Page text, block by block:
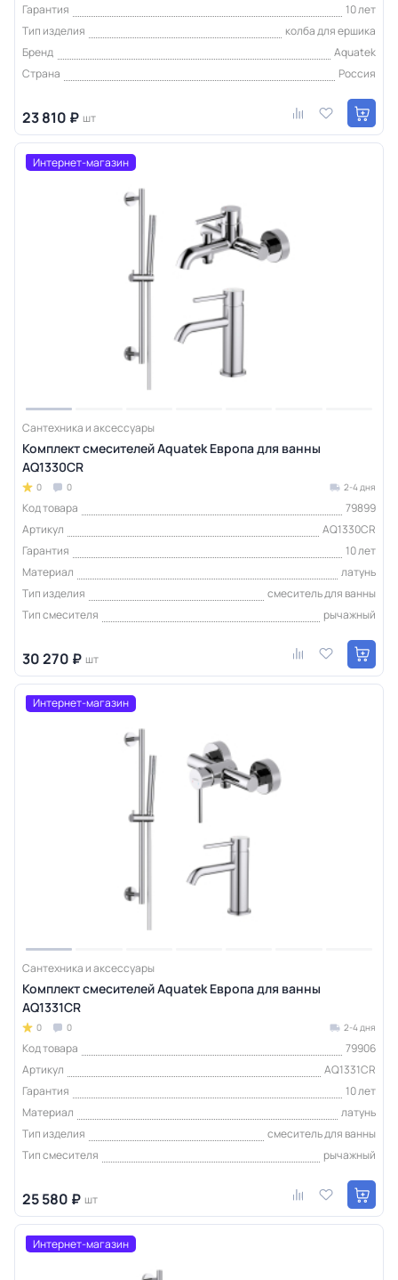
Гарантия
10 лет
Тип изделия
колба для ершика
Бренд
Aquatek
Страна
Россия
23 810 ₽ шт
Интернет-магазин
Сантехника и аксессуары
Комплект смесителей Aquatek Европа для ванны
AQ1330CR
0 0 2-4 дня
Код товара
79899
Артикул
AQ1330CR
Гарантия
10 лет
Материал
латунь
Тип изделия
смеситель для ванны
Тип смесителя
рычажный
30 270 ₽ шт
Интернет-магазин
Сантехника и аксессуары
Комплект смесителей Aquatek Европа для ванны
AQ1331CR
0 0 2-4 дня
Код товара
79906
Артикул
AQ1331CR
Гарантия
10 лет
Материал
латунь
Тип изделия
смеситель для ванны
Тип смесителя
рычажный
25 580 ₽ шт
Интернет-магазин